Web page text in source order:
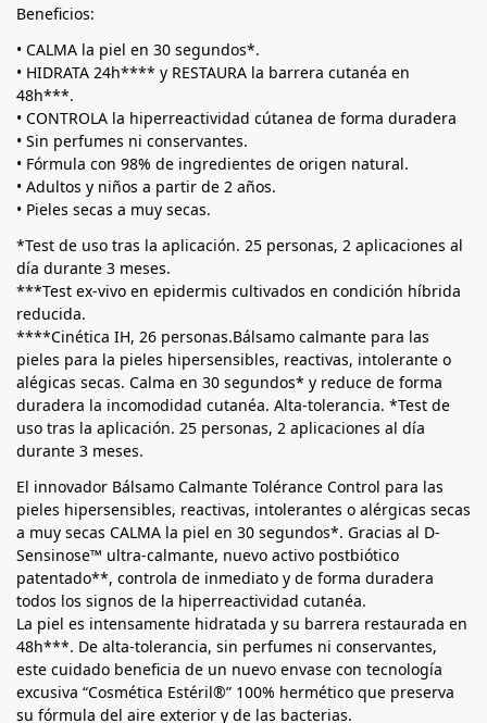
Beneficios:
• CALMA la piel en 30 segundos*.
• HIDRATA 24h**** y RESTAURA la barrera cutanéa en
48h***.
• CONTROLA la hiperreactividad cútanea de forma duradera
• Sin perfumes ni conservantes.
• Fórmula con 98% de ingredientes de origen natural.
• Adultos y niños a partir de 2 años.
• Pieles secas a muy secas.
*Test de uso tras la aplicación. 25 personas, 2 aplicaciones al
día durante 3 meses.
***Test ex-vivo en epidermis cultivados en condición híbrida
reducida.
****Cinética IH, 26 personas.Bálsamo calmante para las
pieles para la pieles hipersensibles, reactivas, intolerante o
alégicas secas. Calma en 30 segundos* y reduce de forma
duradera la incomodidad cutanéa. Alta-tolerancia. *Test de
uso tras la aplicación. 25 personas, 2 aplicaciones al día
durante 3 meses.
El innovador Bálsamo Calmante Tolérance Control para las
pieles hipersensibles, reactivas, intolerantes o alérgicas secas
a muy secas CALMA la piel en 30 segundos*. Gracias al D-
Sensinose™ ultra-calmante, nuevo activo postbiótico
patentado**, controla de inmediato y de forma duradera
todos los signos de la hiperreactividad cutanéa.
La piel es intensamente hidratada y su barrera restaurada en
48h***. De alta-tolerancia, sin perfumes ni conservantes,
este cuidado beneficia de un nuevo envase con tecnología
excusiva “Cosmética Estéril®” 100% hermético que preserva
su fórmula del aire exterior y de las bacterias.